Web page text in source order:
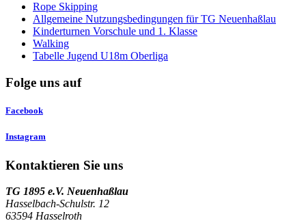
Rope Skipping
Allgemeine Nutzungsbedingungen für TG Neuenhaßlau
Kinderturnen Vorschule und 1. Klasse
Walking
Tabelle Jugend U18m Oberliga
Folge uns auf
Facebook
Instagram
Kontaktieren Sie uns
TG 1895 e.V. Neuenhaßlau
Hasselbach-Schulstr. 12
63594 Hasselroth